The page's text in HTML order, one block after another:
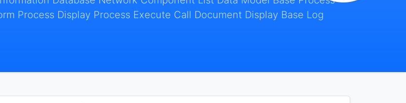
Process Display Process Execute Call Document Display Base Log